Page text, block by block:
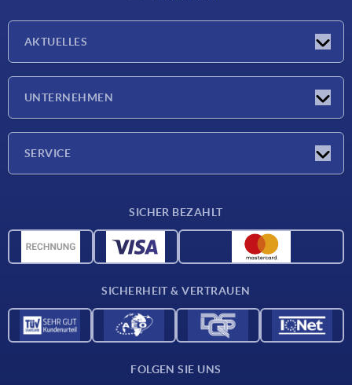
AKTUELLES
UNTERNEHMEN
SERVICE
CAD-Daten
SICHER BEZAHLT
SICHERHEIT & VERTRAUEN
FOLGEN SIE UNS